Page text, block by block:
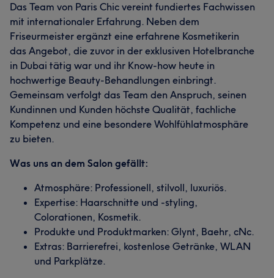
Das Team von Paris Chic vereint fundiertes Fachwissen
mit internationaler Erfahrung. Neben dem
Friseurmeister ergänzt eine erfahrene Kosmetikerin
das Angebot, die zuvor in der exklusiven Hotelbranche
in Dubai tätig war und ihr Know-how heute in
hochwertige Beauty-Behandlungen einbringt.
Gemeinsam verfolgt das Team den Anspruch, seinen
Kundinnen und Kunden höchste Qualität, fachliche
Kompetenz und eine besondere Wohlfühlatmosphäre
zu bieten.
Was uns an dem Salon gefällt:
Atmosphäre: Professionell, stilvoll, luxuriös.
Expertise: Haarschnitte und -styling,
Colorationen, Kosmetik.
Produkte und Produktmarken: Glynt, Baehr, cNc.
Extras: Barrierefrei, kostenlose Getränke, WLAN
und Parkplätze.